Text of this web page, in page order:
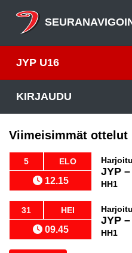
JYP U16
KIRJAUDU
Viimeisimmät ottelut
5 ELO
12.15
JYP
HH1
31 HEI
09.45
JYP –
HH1